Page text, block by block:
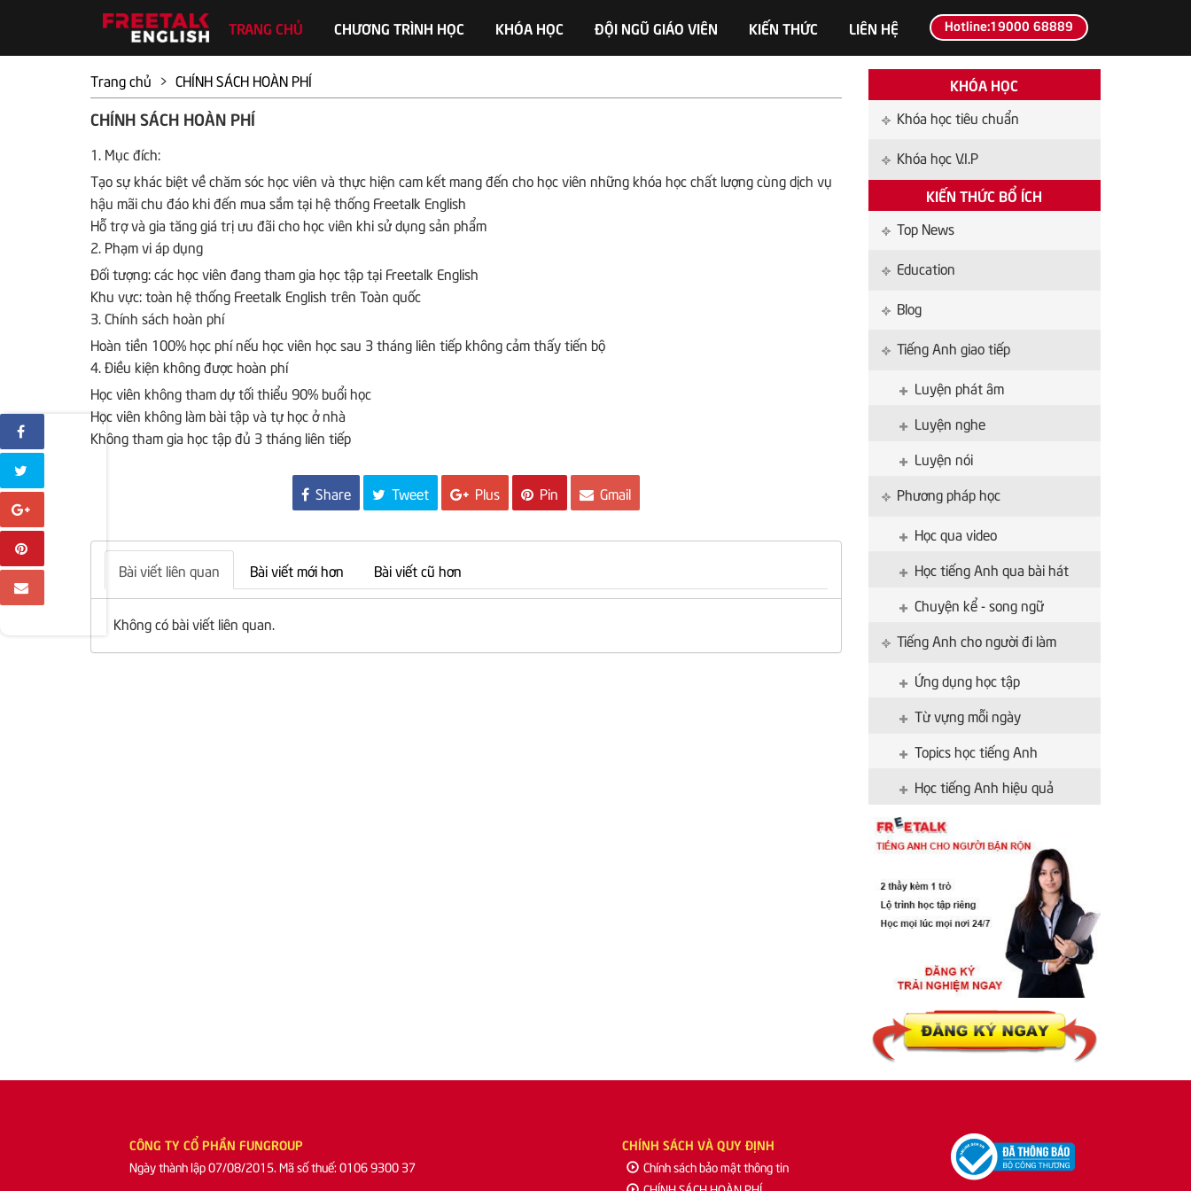
TRANG CHỦ CHƯƠNG TRÌNH HỌC KHÓA HỌC ĐỘI NGŨ GIÁO VIÊN KIẾN THỨC LIÊN HỆ Hotline:19000 68889
Trang chủ > CHÍNH SÁCH HOÀN PHÍ
CHÍNH SÁCH HOÀN PHÍ
1. Mục đích:
Tạo sự khác biệt về chăm sóc học viên và thực hiện cam kết mang đến cho học viên những khóa học chất lượng cùng dịch vụ
hậu mãi chu đáo khi đến mua sắm tại hệ thống Freetalk English
Hỗ trợ và gia tăng giá trị ưu đãi cho học viên khi sử dụng sản phẩm
2. Phạm vi áp dụng
Đối tượng: các học viên đang tham gia học tập tại Freetalk English
Khu vực: toàn hệ thống Freetalk English trên Toàn quốc
3. Chính sách hoàn phí
Hoàn tiền 100% học phí nếu học viên học sau 3 tháng liên tiếp không cảm thấy tiến bộ
4. Điều kiện không được hoàn phí
Học viên không tham dự tối thiểu 90% buổi học
Học viên không làm bài tập và tự học ở nhà
Không tham gia học tập đủ 3 tháng liên tiếp
Share Tweet Plus Pin Gmail
Bài viết liên quan Bài viết mới hơn Bài viết cũ hơn
Không có bài viết liên quan.
KHÓA HỌC
Khóa học tiêu chuẩn
Khóa học V.I.P
KIẾN THỨC BỔ ÍCH
Top News
Education
Blog
Tiếng Anh giao tiếp
Luyện phát âm
Luyện nghe
Luyện nói
Phương pháp học
Học qua video
Học tiếng Anh qua bài hát
Chuyện kể - song ngữ
Tiếng Anh cho người đi làm
Ứng dụng học tập
Từ vựng mỗi ngày
Topics học tiếng Anh
Học tiếng Anh hiệu quả
CÔNG TY CỔ PHẦN FUNGROUP
Ngày thành lập 07/08/2015. Mã số thuế: 0106 9300 37
CHÍNH SÁCH VÀ QUY ĐỊNH
Chính sách bảo mật thông tin